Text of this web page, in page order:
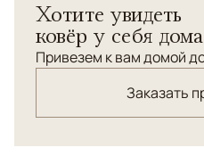
коллекции ALDO может не
стать акцентным
интерьера. Соткан в Индии
целлюлозы бамбуковой
Хотите увидеть
ковёр у себя
Привезем к вам домой
Заказать